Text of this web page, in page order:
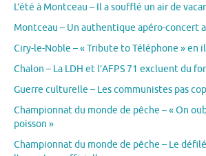
L’été à Montceau – Il a soufflé un air de
Montceau – Un authentique apéro-concert
Ciry-le-Noble – « Tribute to Téléphone »
Chalon – La LDH et l’AFPS 71 excluent du
Guerre culturelle – Les communistes pas
Championnat du monde de pêche – « On
poisson »
Championnat du monde de pêche – Le